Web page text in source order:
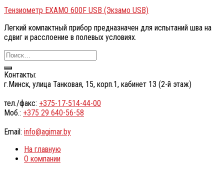
Тензиометр EXAMO 600F USB (Экзамо USB)
Легкий компактный прибор предназначен для испытаний шва на
сдвиг и расслоение в полевых условиях.
Контакты:
г.Минск, улица Танковая, 15, корп.1, кабинет 13 (2-й этаж)
тел./факс: +375-17-514-44-00
Моб.: +375 29 640-56-58
Email: info@agimar.by
На главную
О компании